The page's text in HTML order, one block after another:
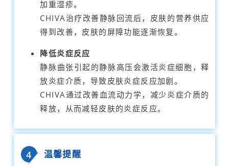
加重湿疹。
CHIVA治疗改善静脉回流后，皮肤的营养供应
得到改善，皮肤的屏障功能逐渐恢复。
降低炎症反应
静脉曲张引起的静脉高压会激活炎症细胞，释
放炎症介质，导致皮肤炎症反应加剧。
CHIVA通过改善血流动力学，减少炎症介质的
释放，从而减轻皮肤的炎症反应。
4 温馨提醒